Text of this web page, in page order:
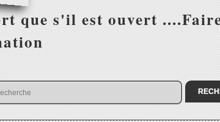
que s'il est ouvert